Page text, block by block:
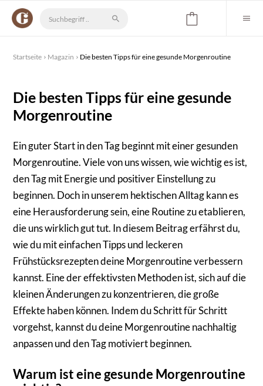
Startseite Magazin Die besten Tipps für eine gesunde Morgenroutine
Die besten Tipps für eine gesunde
Morgenroutine
Ein guter Start in den Tag beginnt mit einer gesunden
Morgenroutine. Viele von uns wissen, wie wichtig es ist,
den Tag mit Energie und positiver Einstellung zu
beginnen. Doch in unserem hektischen Alltag kann es
eine Herausforderung sein, eine Routine zu etablieren,
die uns wirklich gut tut. In diesem Beitrag erfährst du,
wie du mit einfachen Tipps und leckeren
Frühstücksrezepten deine Morgenroutine verbessern
kannst. Eine der effektivsten Methoden ist, sich auf die
kleinen Änderungen zu konzentrieren, die große
Effekte haben können. Indem du Schritt für Schritt
vorgehst, kannst du deine Morgenroutine nachhaltig
anpassen und den Tag motiviert beginnen.
Warum ist eine gesunde Morgenroutine